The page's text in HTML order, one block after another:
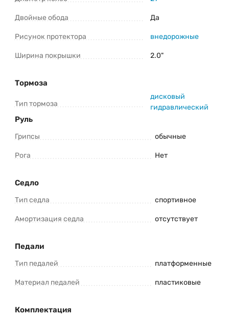
Двойные обода Да
Рисунок протектора внедорожные
Ширина покрышки 2.0"
Тормоза
Тип тормоза
дисковый
гидравлический
Руль
Грипсы обычные
Рога Нет
Седло
Тип седла спортивное
Амортизация седла отсутствует
Педали
Тип педалей платформенные
Материал педалей пластиковые
Комплектация